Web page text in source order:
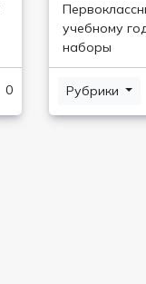
0
учебному
наборы
Рубрики